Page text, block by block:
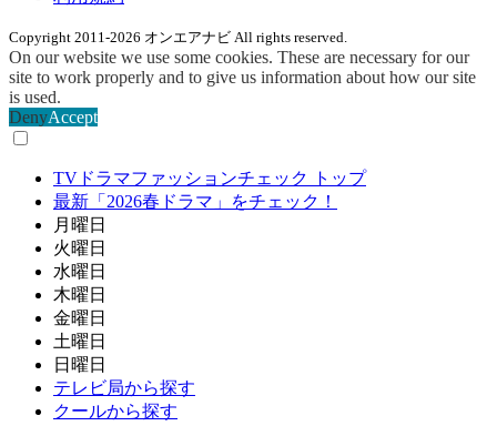
Copyright 2011-2026 オンエアナビ All rights reserved.
On our website we use some cookies. These are necessary for our
site to work properly and to give us information about how our site
is used.
DenyAccept
TVドラマファッションチェック トップ
最新「2026春ドラマ」をチェック！
月曜日
火曜日
水曜日
木曜日
金曜日
土曜日
日曜日
テレビ局から探す
クールから探す